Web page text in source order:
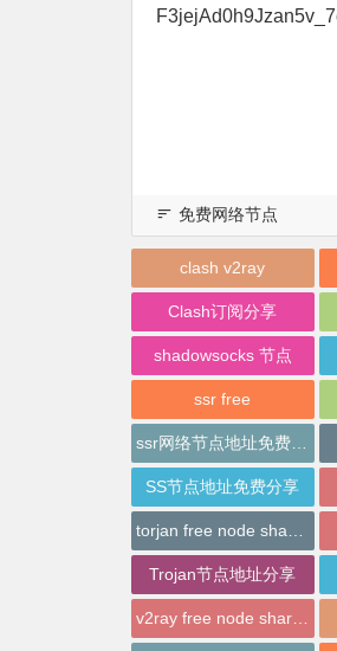
免费网络节点
clash v2ray
Clash订阅分享
shadowsocks 节点
ssr free
SS节点地址免费分享
Trojan节点地址分享